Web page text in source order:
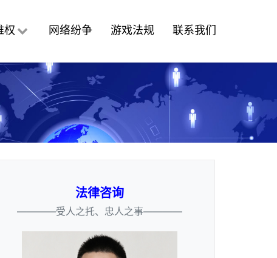
权 网络纷争 游戏法规 联系我们
法律咨询
————受人之托、忠人之事————